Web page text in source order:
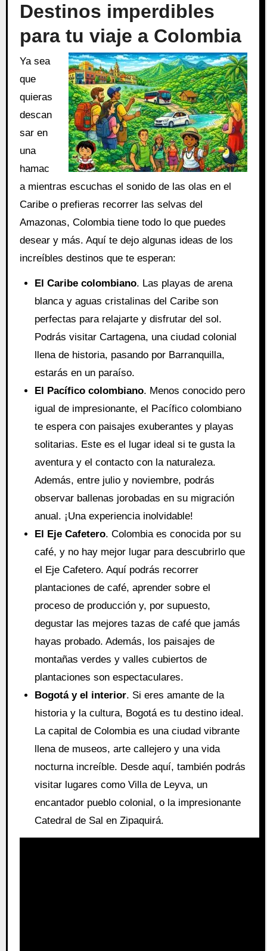
Destinos imperdibles
para tu viaje a Colombia
Ya sea
que
quieras
descan
sar en
una
hamac
a mientras escuchas el sonido de las olas en el
Caribe o prefieras recorrer las selvas del
Amazonas, Colombia tiene todo lo que puedes
desear y más. Aquí te dejo algunas ideas de los
increíbles destinos que te esperan:
El Caribe colombiano. Las playas de arena
blanca y aguas cristalinas del Caribe son
perfectas para relajarte y disfrutar del sol.
Podrás visitar Cartagena, una ciudad colonial
llena de historia, pasando por Barranquilla,
estarás en un paraíso.
El Pacífico colombiano. Menos conocido pero
igual de impresionante, el Pacífico colombiano
te espera con paisajes exuberantes y playas
solitarias. Este es el lugar ideal si te gusta la
aventura y el contacto con la naturaleza.
Además, entre julio y noviembre, podrás
observar ballenas jorobadas en su migración
anual. ¡Una experiencia inolvidable!
El Eje Cafetero. Colombia es conocida por su
café, y no hay mejor lugar para descubrirlo que
el Eje Cafetero. Aquí podrás recorrer
plantaciones de café, aprender sobre el
proceso de producción y, por supuesto,
degustar las mejores tazas de café que jamás
hayas probado. Además, los paisajes de
montañas verdes y valles cubiertos de
plantaciones son espectaculares.
Bogotá y el interior. Si eres amante de la
historia y la cultura, Bogotá es tu destino ideal.
La capital de Colombia es una ciudad vibrante
llena de museos, arte callejero y una vida
nocturna increíble. Desde aquí, también podrás
visitar lugares como Villa de Leyva, un
encantador pueblo colonial, o la impresionante
Catedral de Sal en Zipaquirá.